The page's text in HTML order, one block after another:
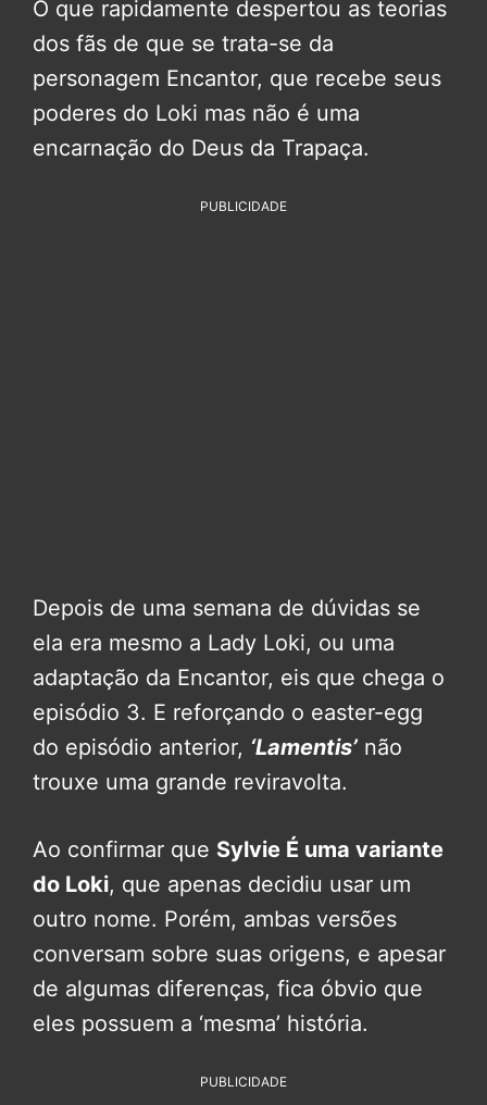
O que rapidamente despertou as teorias
dos fãs de que se trata-se da
personagem Encantor, que recebe seus
poderes do Loki mas não é uma
encarnação do Deus da Trapaça.
PUBLICIDADE
Depois de uma semana de dúvidas se
ela era mesmo a Lady Loki, ou uma
adaptação da Encantor, eis que chega o
episódio 3. E reforçando o easter-egg
do episódio anterior, ‘Lamentis’ não
trouxe uma grande reviravolta.
Ao confirmar que Sylvie É uma variante
do Loki, que apenas decidiu usar um
outro nome. Porém, ambas versões
conversam sobre suas origens, e apesar
de algumas diferenças, fica óbvio que
eles possuem a ‘mesma’ história.
PUBLICIDADE